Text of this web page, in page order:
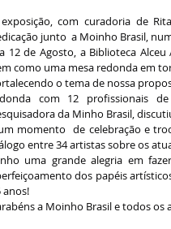
com curadoria de
junto  a Moinho Brasil,
12 de Agosto, a Biblioteca
como uma mesa redonda em
o tema de nossa
com 12 profissionais
da Minho Brasil,
momento  de celebração e
entre 34 artistas sobre os
uma grande alegria em
dos papéis
anos!
a Moinho Brasil e todos os